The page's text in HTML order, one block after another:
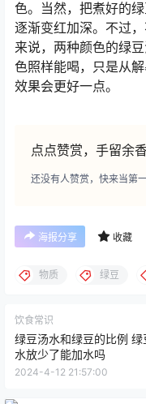
色。当然，把煮好的
逐渐变红加深。不过
来说，两种颜色的绿
色照样能喝，只是从
效果会更好一点。
点点赞赏，手留余
还没有人赞赏，快来当第
海报分享 收藏
物质 绿豆
饮食常识
绿豆汤水和绿豆的比例 绿
水放少了能加水吗
2024-4-12 21:57:00